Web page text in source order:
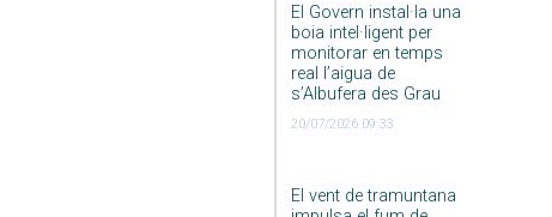
El Govern instal·la una
boia intel·ligent per
monitorar en temps
real l’aigua de
s’Albufera des Grau
20/07/2026 09:33
El vent de tramuntana